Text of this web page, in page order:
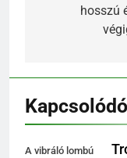
hosszú
A vibráló lombú